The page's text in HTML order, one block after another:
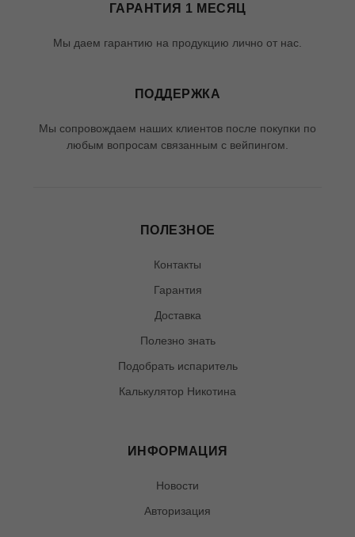
ГАРАНТИЯ 1 МЕСЯЦ
Мы даем гарантию на продукцию лично от нас.
ПОДДЕРЖКА
Мы сопровождаем наших клиентов после покупки по
любым вопросам связанным с вейпингом.
ПОЛЕЗНОЕ
Контакты
Гарантия
Доставка
Полезно знать
Подобрать испаритель
Калькулятор Никотина
ИНФОРМАЦИЯ
Новости
Авторизация